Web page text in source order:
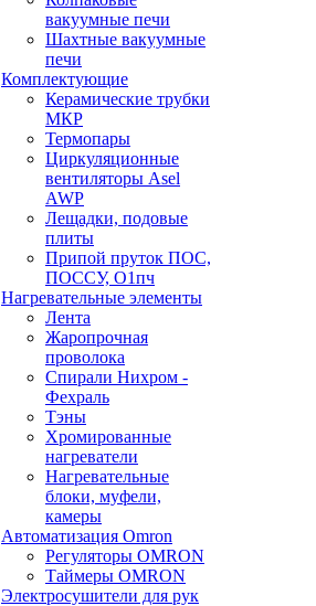
вакуумные печи
Шахтные вакуумные
печи
Комплектующие
Керамические трубки
МКР
Термопары
Циркуляционные
вентиляторы Asel
AWP
Лещадки, подовые
плиты
Припой пруток ПОС,
ПОССУ, О1пч
Нагревательные элементы
Лента
Жаропрочная
проволока
Спирали Нихром -
Фехраль
Тэны
Хромированные
нагреватели
Нагревательные
блоки, муфели,
камеры
Автоматизация Omron
Регуляторы OMRON
Таймеры OMRON
Электросушители для рук